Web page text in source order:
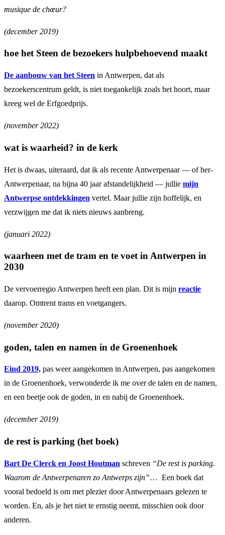
musique de chœur?
(december 2019)
hoe het Steen de bezoekers hulpbehoevend maakt
De aanbouw van het Steen in Antwerpen, dat als
bezoekerscentrum geldt, is niet toegankelijk zoals het hoort, maar
kreeg wel de Erfgoedprijs.
(november 2022)
wat is waarheid? in de kerk
Het is dwaas, uiteraard, dat ik als recente Antwerpenaar — of her-
Antwerpenaar, na bijna 40 jaar afstandelijkheid — jullie mijn
Antwerpse ontdekkingen vertel. Maar jullie zijn hoffelijk, en
verzwijgen me dat ik niets nieuws aanbreng.
(januari 2022)
waarheen met de tram en te voet in Antwerpen in
2030
De vervoerregio Antwerpen heeft een plan. Dit is mijn reactie
daarop. Omtrent trams en voetgangers.
(november 2020)
goden, talen en namen in de Groenenhoek
Eind 2019, pas weer aangekomen in Antwerpen, pas aangekomen
in de Groenenhoek, verwonderde ik me over de talen en de namen,
en een beetje ook de goden, in en nabij de Groenenhoek.
(december 2019)
de rest is parking (het boek)
Bart De Clerck en Joost Houtman schreven “De rest is parking.
Waarom de Antwerpenaren zo Antwerps zijn”… Een boek dat
vooral bedoeld is om met plezier door Antwerpenaars gelezen te
worden. En, als je het niet te ernstig neemt, misschien ook door
anderen.